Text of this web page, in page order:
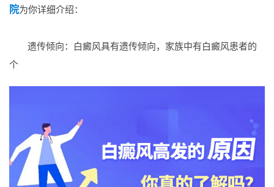
院为你详细介绍：
遗传倾向：白癜风具有遗传倾向，家族中有白癜风患者的
个